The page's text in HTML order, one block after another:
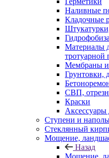
Наливные
Кладочные
Материалы
тротуарной
Мембраны и
Грунтовки,
СВП,
Краски
Аксессуары
Ступени и
Cтеклянный
Мощение,
Назад
Мощение,